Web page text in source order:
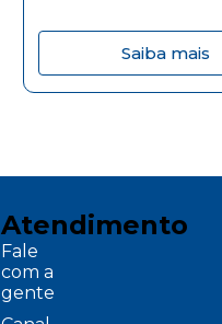
Saiba mais
Atendimento
Fale
com a
gente